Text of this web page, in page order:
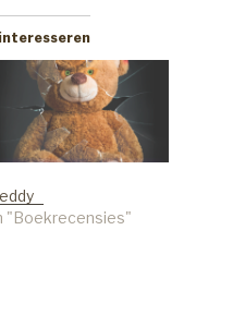
"Boekrecensies"